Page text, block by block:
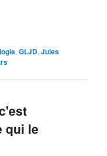
,GLJD,Jules
qui le